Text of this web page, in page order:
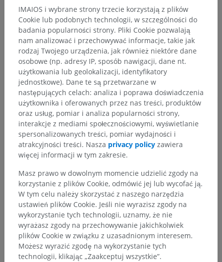
Musculus arytenoideus [arytaenoideus] transversus
Porównawcza anatomia człowieka
Tłumaczenia
Zauważyłeś błąd?
Zachęcamy do przesyłania sugestii poprawek,
tłumaczeń lub innych treści, które przełożą się na
lepszą jakość materiałów.
Zgłoś problem
POBIERZ APLIKACJĘ
IMAIOS i wybrane strony trzecie korzystają z plików
Cookie lub podobnych technologii, w szczególności do
badania popularności strony. Pliki Cookie pozwalają
nam analizować i przechowywać informacje, takie jak
rodzaj Twojego urządzenia, jak również niektóre dane
osobowe (np. adresy IP, sposób nawigacji, dane nt.
użytkowania lub geolokalizacji, identyfikatory
jednostkowe). Dane te są przetwarzane w
następujących celach: analiza i poprawa doświadczenia
użytkownika i oferowanych przez nas treści, produktów
oraz usług, pomiar i analiza popularności strony,
interakcje z mediami społecznościowymi, wyświetlanie
spersonalizowanych treści, pomiar wydajności i
atrakcyjności treści. Nasza privacy policy zawiera
więcej informacji w tym zakresie.
Masz prawo w dowolnym momencie udzielić zgody na
korzystanie z plików Cookie, odmówić jej lub wycofać ją.
W tym celu należy skorzystać z naszego narzędzia
ustawień plików Cookie. Jeśli nie wyrazisz zgody na
wykorzystanie tych technologii, uznamy, że nie
wyrażasz zgody na przechowywanie jakichkolwiek
plików Cookie w związku z uzasadnionym interesem.
Możesz wyrazić zgodę na wykorzystanie tych
technologii, klikając „Zaakceptuj wszystkie”.